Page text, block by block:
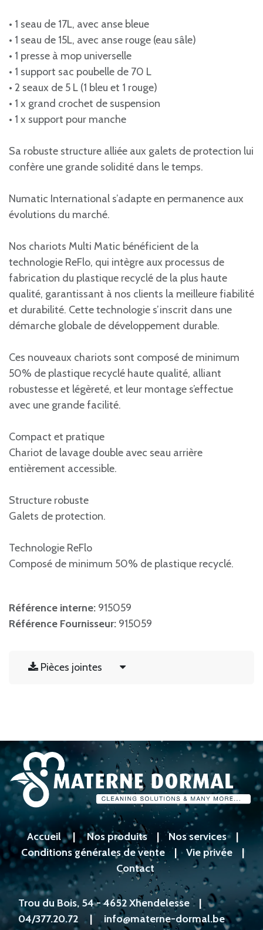
• 1 seau de 17L, avec anse bleue
• 1 seau de 15L, avec anse rouge (eau sâle)
• 1 presse à mop universelle
• 1 support sac poubelle de 70 L
• 2 seaux de 5 L (1 bleu et 1 rouge)
• 1 x grand crochet de suspension
• 1 x support pour manche
Sa robuste structure alliée aux galets de protection lui
confère une grande solidité dans le temps.
Numatic International s’adapte en permanence aux
évolutions du marché.
Nos chariots Multi Matic bénéficient de la
technologie ReFlo, qui intègre aux processus de
fabrication du plastique recyclé de la plus haute
qualité, garantissant à nos clients la meilleure fiabilité
et durabilité. Cette technologie s’inscrit dans une
démarche globale de développement durable.
Ces nouveaux chariots sont composé de minimum
50% de plastique recyclé haute qualité, alliant
robustesse et légèreté, et leur montage s’effectue
avec une grande facilité.
Compact et pratique
Chariot de lavage double avec seau arrière
entièrement accessible.
Structure robuste
Galets de protection.
Technologie ReFlo
Composé de minimum 50% de plastique recyclé.
Référence interne: 915059
Référence Fournisseur: 915059
Pièces jointes
Accueil|Nos produits|Nos services|
Conditions générales de vente | Vie privée |
Contact
Trou du Bois, 54 - 4652 Xhendelesse|
04/377.20.72 |info@materne-dormal.be